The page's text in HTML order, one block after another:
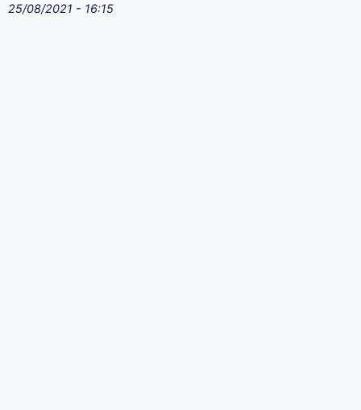
25/08/2021 - 16:15